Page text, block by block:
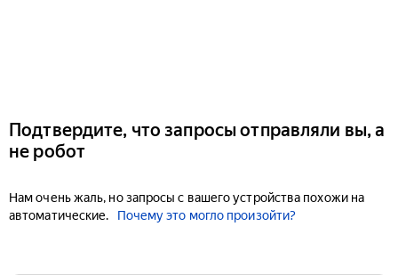
Подтвердите, что запросы отправляли вы, а
не робот
Нам очень жаль, но запросы с вашего устройства похожи на
автоматические.
Почему это могло произойти?